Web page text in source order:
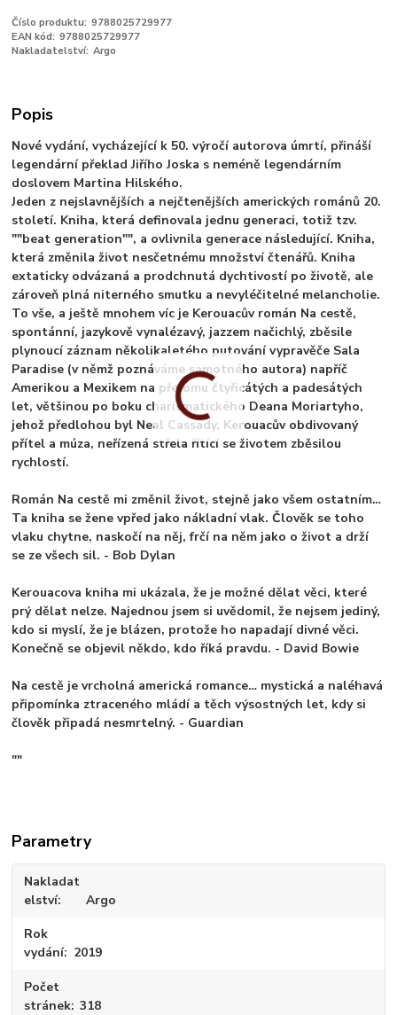
Číslo produktu: 9788025729977
EAN kód: 9788025729977
Nakladatelství: Argo
Popis
Nové vydání, vycházející k 50. výročí autorova úmrtí, přináší
legendární překlad Jiřího Joska s neméně legendárním
doslovem Martina Hilského.
Jeden z nejslavnějších a nejčtenějších amerických románů 20.
století. Kniha, která definovala jednu generaci, totiž tzv.
""beat generation"", a ovlivnila generace následující. Kniha,
která změnila život nesčetnému množství čtenářů. Kniha
extaticky odvázaná a prodchnutá dychtivostí po životě, ale
zároveň plná niterného smutku a nevyléčitelné melancholie.
To vše, a ještě mnohem víc je Kerouacův román Na cestě,
spontánní, jazykově vynalézavý, jazzem načichlý, zběsile
plynoucí záznam několikaletého putování vypravěče Sala
Paradise (v němž poznáváme samotného autora) napříč
Amerikou a Mexikem na přelomu čtyřicátých a padesátých
let, většinou po boku charismatického Deana Moriartyho,
jehož předlohou byl Neal Cassady, Kerouacův obdivovaný
přítel a múza, neřízená střela řítící se životem zběsilou
rychlostí.
Román Na cestě mi změnil život, stejně jako všem ostatním…
Ta kniha se žene vpřed jako nákladní vlak. Člověk se toho
vlaku chytne, naskočí na něj, frčí na něm jako o život a drží
se ze všech sil. - Bob Dylan
Kerouacova kniha mi ukázala, že je možné dělat věci, které
prý dělat nelze. Najednou jsem si uvědomil, že nejsem jediný,
kdo si myslí, že je blázen, protože ho napadají divné věci.
Konečně se objevil někdo, kdo říká pravdu. - David Bowie
Na cestě je vrcholná americká romance… mystická a naléhavá
připomínka ztraceného mládí a těch výsostných let, kdy si
člověk připadá nesmrtelný. - Guardian
""
Parametry
Nakladat
elství
Argo
Rok
vydání
2019
Počet
stránek 318